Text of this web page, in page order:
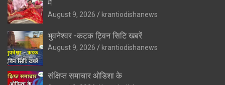
में
August 9, 2026 krantiodishanews
भुवनेश्वर -कटक ट्विन सिटि खबरें
August 9, 2026 krantiodishanews
संक्षिप्त समाचार ओडिशा के